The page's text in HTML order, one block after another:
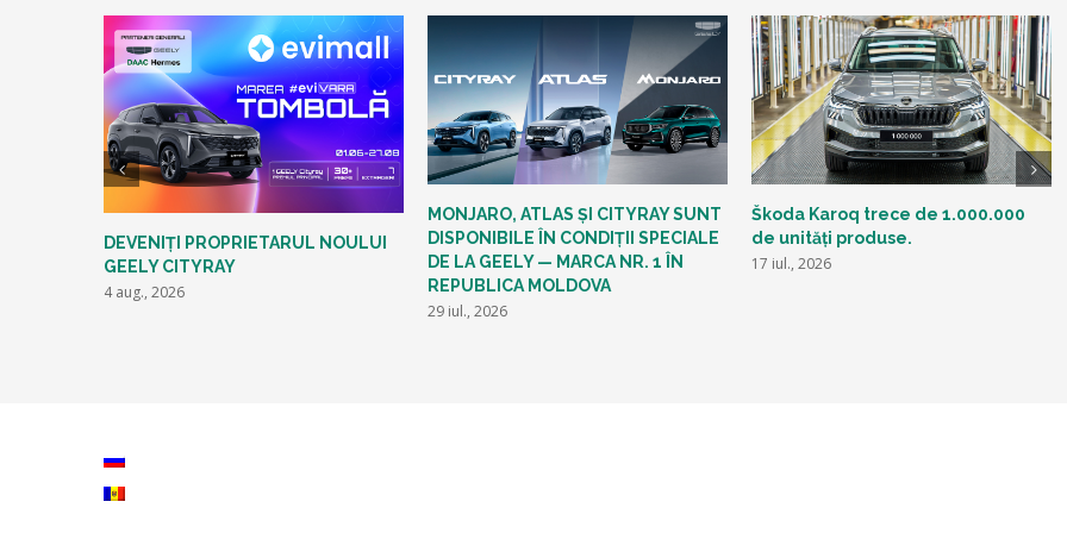
DEVENIȚI PROPRIETARUL NOULUI
GEELY CITYRAY
4 aug., 2026
MONJARO, ATLAS ȘI CITYRAY SUNT
DISPONIBILE ÎN CONDIȚII SPECIALE
DE LA GEELY — MARCA NR. 1 ÎN
REPUBLICA MOLDOVA
29 iul., 2026
Škoda Karoq trece de 1.000.000
de unități produse.
17 iul., 2026